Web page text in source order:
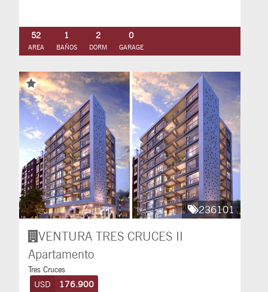
52
AREA
1
BAÑOS
2
DORM
0
GARAGE
236101
VENTURA TRES CRUCES II
Apartamento
Tres Cruces
USD 176.900